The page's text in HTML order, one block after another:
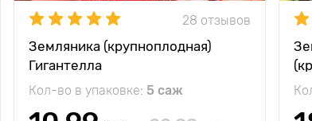
28 отзывов
Земляника (крупноплодная)
Гигантелла
Кол-во в упаковке: 5 саж